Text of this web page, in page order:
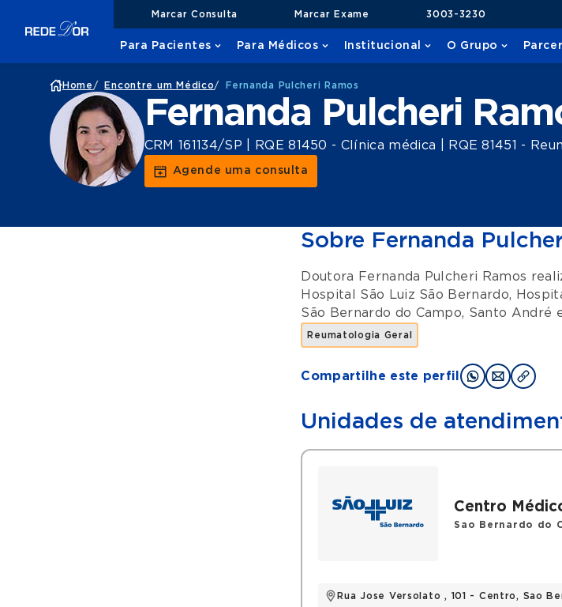
Marcar Consulta Marcar Exame 3003-3230
Para Pacientes Para Médicos Institucional O Grupo
Home / Encontre um Médico/ Fernanda Pulcheri Ramos
Fernanda Pulcheri
CRM 161134/SP | RQE 81450 - Clínica médica | RQE 81451 -
Agende uma consulta
Sobre Fernanda
Doutora Fernanda Pulcheri Ramos
Hospital São Luiz São Bernardo,
São Bernardo do Campo, Santo André
Reumatologia Geral
Compartilhe este perfil
Unidades de
Centro
Sao Bernardo do
Rua Jose Versolato , 101 - Centro, Sao